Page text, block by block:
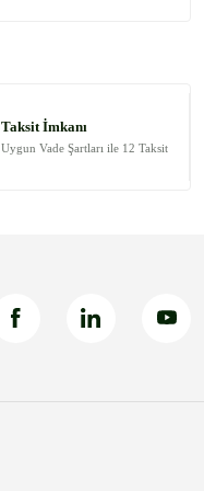
Taksit İmkanı
Uygun Vade Şartları ile 12 Taksit